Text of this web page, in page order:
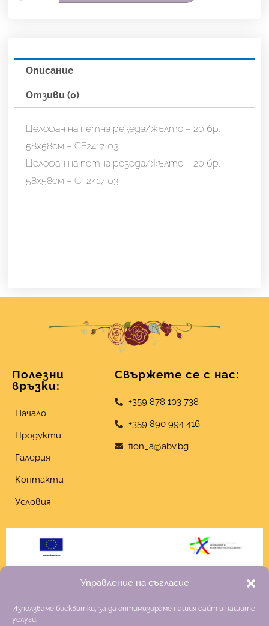
Управление на съгласие
Използваме бисквитки, за да оптимизираме нашия сайт и нашите
услуги.
петна
резеда/
жълто
-
бр.
58х58см
Описание
Отзиви (0)
Целофан на петна резеда/жълто – 20 бр.
58х58см – CF2417 03
Целофан на петна резеда/жълто – 20 бр.
58х58см – CF2417 03
Полезни
връзки:
Начало
Продукти
Галерия
Контакти
Условия
Свържете се с нас:
+359 878 103 738
+359 890 994 416
fion_a@abv.bg